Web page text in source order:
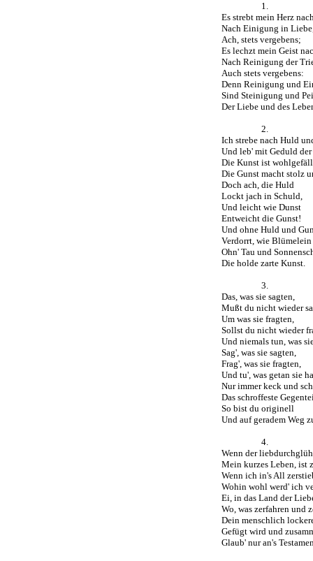
1.
Es strebt mein Herz
Nach Einigung in
Ach, stets vergebens;
Es lechzt mein Geist
Nach Reinigung der
Auch stets vergebens:
Denn Reinigung und
Sind Steinigung und
Der Liebe und des
2.
Ich strebe nach Huld
Und leb' mit Geduld
Die Kunst ist
Die Gunst macht stolz
Doch ach, die Huld
Lockt jach in Schuld,
Und leicht wie Dunst
Entweicht die Gunst!
Und ohne Huld und
Verdorrt, wie Blümelein
Ohn' Tau und
Die holde zarte Kunst.
3.
Das, was sie sagten,
Mußt du nicht wieder
Um was sie fragten,
Sollst du nicht wieder
Und niemals tun, was
Sag', was sie sagten,
Frag', was sie fragten,
Und tu', was getan sie
Nur immer keck und
Das schroffeste
So bist du originell
Und auf geradem Weg
4.
Wenn der
Mein kurzes Leben, ist
Wenn ich in's All
Wohin wohl werd' ich
Ei, in das Land der
Wo, was zerfahren und
Dein menschlich
Gefügt wird und
Glaub' nur an's